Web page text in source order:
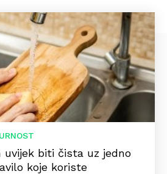
uvijek biti čista uz jedno
koje koriste